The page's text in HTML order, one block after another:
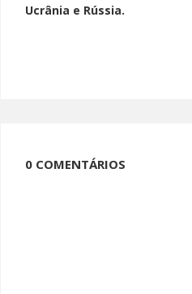
Ucrânia e Rússia.
0 COMENTÁRIOS